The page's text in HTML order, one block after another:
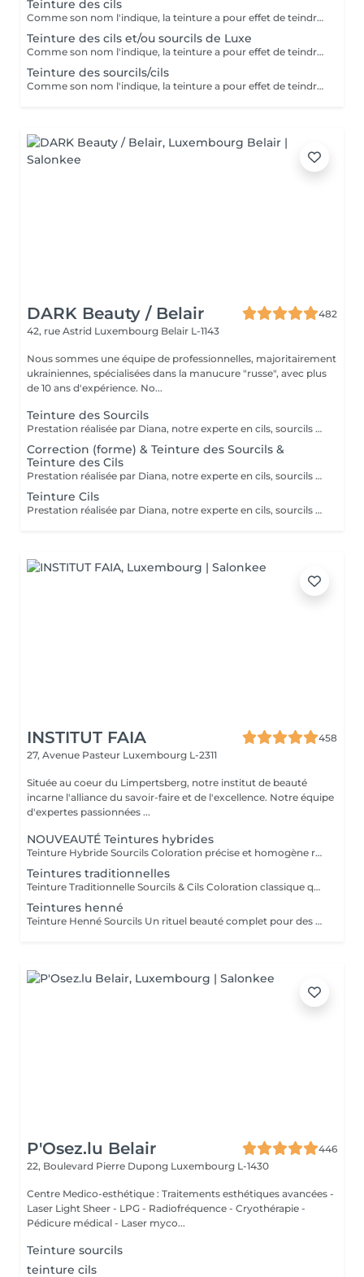
Teinture des cils
Comme son nom l'indique, la teinture a pour effet de teindre les cils ou les sourcils et de les gainer très légèrement. Idéal pour les personnes aux cils ou sourcils clairs qui souhaitent avoir en toute occasion avec ou sans mascara des cils ou sourcils plus foncés (noirs, bruns, marrons).
Teinture des cils et/ou sourcils de Luxe
Comme son nom l'indique, la teinture a pour effet de teindre les cils ou les sourcils et de les gainer très légèrement. Idéal pour les personnes aux cils ou sourcils clairs qui souhaitent avoir en toute occasion avec ou sans mascara des cils ou sourcils plus foncés (noirs, bruns, marrons).
Teinture des sourcils/cils
Comme son nom l'indique, la teinture a pour effet de teindre les cils ou les sourcils et de les gainer très légèrement. Idéal pour les personnes aux cils ou sourcils clairs qui souhaitent avoir en toute occasion avec ou sans mascara des cils ou sourcils plus foncés (noirs, bruns, marrons).
DARK Beauty / Belair
482
42, rue Astrid Luxembourg Belair L-1143
Nous sommes une équipe de professionnelles, majoritairement
ukrainiennes, spécialisées dans la manucure "russe", avec plus
de 10 ans d'expérience. No...
Teinture des Sourcils
Prestation réalisée par Diana, notre experte en cils, sourcils et épilation, avec plus de 10 ans d'expérience, garantissant précision et résultats de haute qualité.
Correction (forme) & Teinture des Sourcils &
Teinture des Cils
Prestation réalisée par Diana, notre experte en cils, sourcils et épilation, avec plus de 10 ans d'expérience, garantissant précision et résultats de haute qualité.
Teinture Cils
Prestation réalisée par Diana, notre experte en cils, sourcils et épilation, avec plus de 10 ans d'expérience, garantissant précision et résultats de haute qualité.
INSTITUT FAIA
458
27, Avenue Pasteur Luxembourg L-2311
Située au coeur du Limpertsberg, notre institut de beauté
incarne l'alliance du savoir-faire et de l'excellence. Notre équipe
d'expertes passionnées ...
NOUVEAUTÉ Teintures hybrides
Teinture Hybride Sourcils Coloration précise et homogène réalisée à l'airbrush qui colore à la fois la peau et le poil pour un effet maquillé longue durée. Avant la pose une restructuration complète est effectuée avec épilation au fil ou à la cire selon l'envie et le besoin de la cliente afin d'obtenir une ligne parfaitement dessinée. Tenue sur la peau jusqu'à 10 jours Tenue sur le poil jusqu'à 6 à 7 semaines Disponible en plusieurs teintes pour s'adapter à chaque carnation. Compatible avec le Browlift pour des sourcils plus denses, structurés et naturellement sublimés.
Teintures traditionnelles
Teinture Traditionnelle Sourcils & Cils Coloration classique qui intensifie la couleur naturelle des poils pour un regard plus profond et structuré. Tenue sur la peau 1 à 2 jours Tenue sur le poil jusqu'à 4 semaines Disponible en plusieurs teintes pour s'adapter à chaque carnation et couleur de poils. Compatible avec le Brow Lift et le Rehaussement de Cils pour un résultat harmonieux et durable. Il est également possible d'ajouter un soin à la kératine qui nourrit et hydrate en profondeur le poil du sourcil et du cil pour un fini plus doux, brillant et renforcé.
Teintures henné
Teinture Henné Sourcils Un rituel beauté complet pour des sourcils parfaitement dessinés et naturellement sublimés. La teinture au henné colore à la fois la peau et le poil offrant un effet maquillé et structuré sans maquillage. Avant la pose une restructuration sur mesure est réalisée, prise précise des points de mesure puis épilation au fil ou à la cire pour redéfinir harmonieusement la ligne du sourcil. Tenue sur la peau jusqu'à 10 jours Tenue sur le poil jusqu'à 5 semaines Disponible en plusieurs teintes adaptées à chaque carnation. Le résultat, des sourcils nets, équilibrés et intensément mis en valeur avec un rendu naturel et soigné.
P'Osez.lu Belair
446
22, Boulevard Pierre Dupong Luxembourg L-1430
Centre Medico-esthétique : Traitements esthétiques avancées -
Laser Light Sheer - LPG - Radiofréquence - Cryothérapie -
Pédicure médical - Laser myco...
Teinture sourcils
teinture cils